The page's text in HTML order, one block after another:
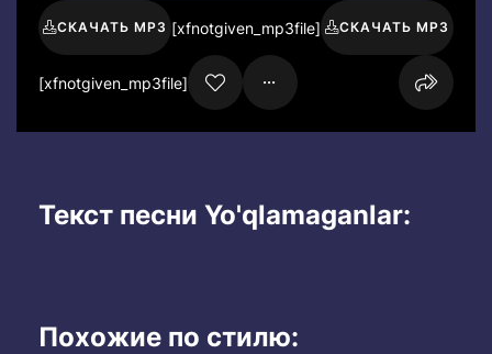
СКАЧАТЬ MP3 [xfnotgiven_mp3file] СКАЧАТЬ MP3
[xfnotgiven_mp3file]
Текст песни Yo'qlamaganlar:
Похожие по стилю: